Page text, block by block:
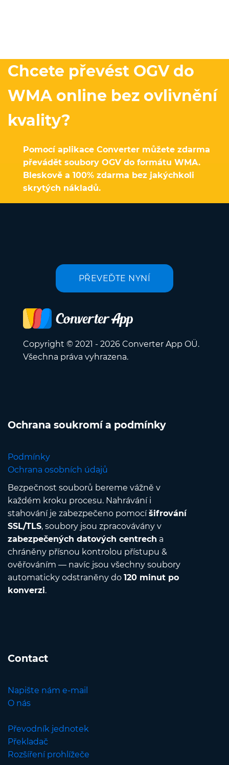
Chcete převést OGV do
WMA online bez ovlivnění
kvality?
Pomocí aplikace Converter můžete zdarma
převádět soubory OGV do formátu WMA.
Bleskově a 100% zdarma bez jakýchkoli
skrytých nákladů.
PŘEVEĎTE NYNÍ
Copyright © 2021 - 2026 Converter App OÜ.
Všechna práva vyhrazena.
Ochrana soukromí a podmínky
Podmínky
Ochrana osobních údajů
Bezpečnost souborů bereme vážně v
každém kroku procesu. Nahrávání i
stahování je zabezpečeno pomocíšifrování
SSL/TLS, soubory jsou zpracovávány v
zabezpečených datových centrech a
chráněny přísnou kontrolou přístupu &
ověřováním — navíc jsou všechny soubory
automaticky odstraněny do 120 minut po
konverzi.
Contact
Napište nám e-mail
O nás
Převodník jednotek
Překladač
Rozšíření prohlížeče